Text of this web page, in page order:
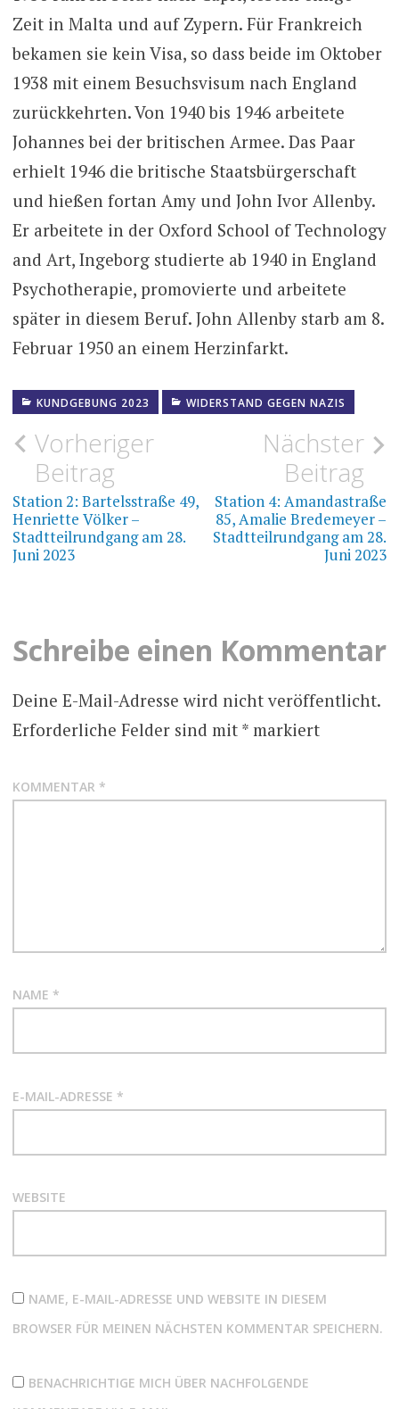
Zeit in Malta und auf Zypern. Für Frankreich
bekamen sie kein Visa, so dass beide im Oktober
1938 mit einem Besuchsvisum nach England
zurückkehrten. Von 1940 bis 1946 arbeitete
Johannes bei der britischen Armee. Das Paar
erhielt 1946 die britische Staatsbürgerschaft
und hießen fortan Amy und John Ivor Allenby.
Er arbeitete in der Oxford School of Technology
and Art, Ingeborg studierte ab 1940 in England
Psychotherapie, promovierte und arbeitete
später in diesem Beruf. John Allenby starb am 8.
Februar 1950 an einem Herzinfarkt.
KUNDGEBUNG 2023
WIDERSTAND GEGEN NAZIS
RUNDGANG
2023
Beitragsnavigation
Vorheriger
Beitrag
Station 2: Bartelsstraße 49,
Henriette Völker –
Stadtteilrundgang am 28.
Juni 2023
Nächster
Beitrag
Station 4: Amandastraße
85, Amalie Bredemeyer –
Stadtteilrundgang am 28.
Juni 2023
Schreibe einen Kommentar
Deine E-Mail-Adresse wird nicht veröffentlicht.
Erforderliche Felder sind mit *markiert
KOMMENTAR *
NAME *
E-MAIL-ADRESSE *
WEBSITE
NAME, E-MAIL-ADRESSE UND WEBSITE IN DIESEM
BROWSER FÜR MEINEN NÄCHSTEN KOMMENTAR SPEICHERN.
BENACHRICHTIGE MICH ÜBER NACHFOLGENDE